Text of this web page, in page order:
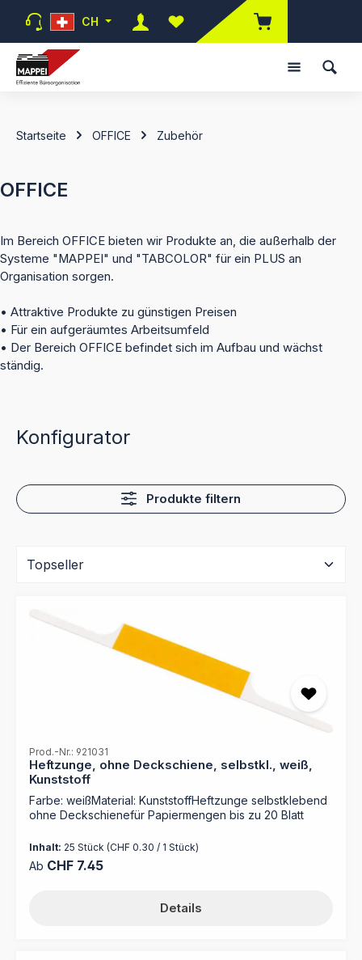
Zum Hauptinhalt springen
CH
Du hast 0 Produkte auf dem
Startseite OFFICE Zubehör
OFFICE
Im Bereich OFFICE bieten wir Produkte an, die außerhalb der
Systeme "MAPPEI" und "TABCOLOR" für ein PLUS an
Organisation sorgen.
• Attraktive Produkte zu günstigen Preisen
• Für ein aufgeräumtes Arbeitsumfeld
• Der Bereich OFFICE befindet sich im Aufbau und wächst
ständig.
Konfigurator
Produkte filtern
Prod.-Nr.: 921031
Heftzunge, ohne Deckschiene, selbstkl., weiß,
Kunststoff
Farbe: weißMaterial: KunststoffHeftzunge selbstklebend
ohne Deckschienefür Papiermengen bis zu 20 Blatt
Inhalt: 25 Stück (CHF 0.30 / 1 Stück)
Regulärer Preis:
Ab CHF 7.45
Details